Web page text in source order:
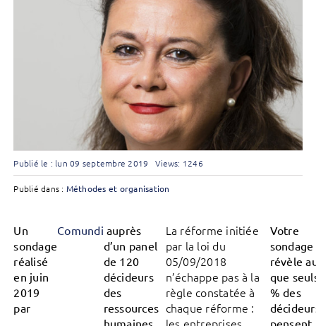
Publié le : lun 09 septembre 2019 Views: 1246
Publié dans : Méthodes et organisation
Un
sondage
réalisé
en juin
2019
par
Comundi auprès
d’un panel
de 120
décideurs
des
ressources
humaines
La réforme initiée
par la loi du
05/09/2018
n’échappe pas à la
règle constatée à
chaque réforme :
Votre
sondage
révèle
que
% des
pensent